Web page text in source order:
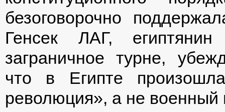
безоговорочно
Генсек ЛАГ,
заграничное турне,
что в Египте
революция», а не военный